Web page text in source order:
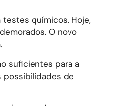
químicos. Hoje,
O novo
suficientes para a
possibilidades de